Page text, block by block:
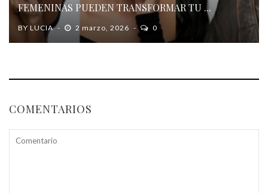
FEMENINAS PUEDEN TRANSFORMAR TU ...
BY LUCIA 2 marzo, 2026 0
COMENTARIOS